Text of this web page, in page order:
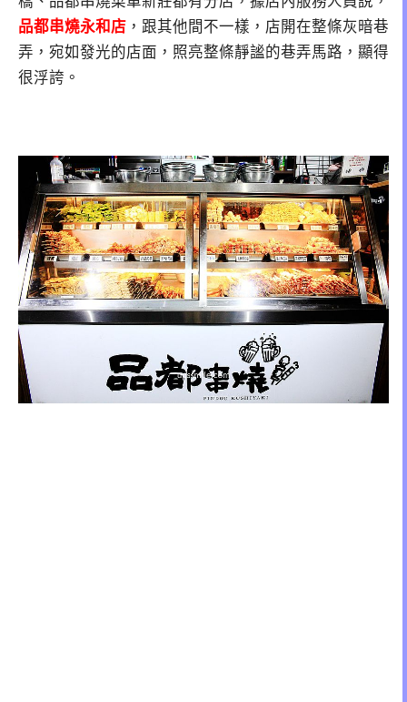
品都串燒永和店 ，跟其他間不一樣，店開在整條灰暗巷
弄，宛如發光的店面，照亮整條靜謐的巷弄馬路，顯得
很浮誇。